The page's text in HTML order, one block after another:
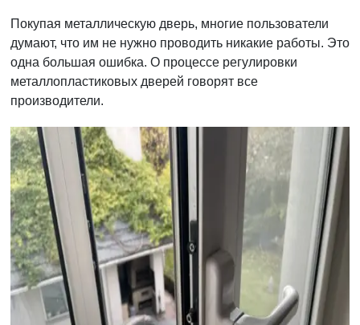
Покупая металлическую дверь, многие пользователи
думают, что им не нужно проводить никакие работы. Это
одна большая ошибка. О процессе регулировки
металлопластиковых дверей говорят все
производители.